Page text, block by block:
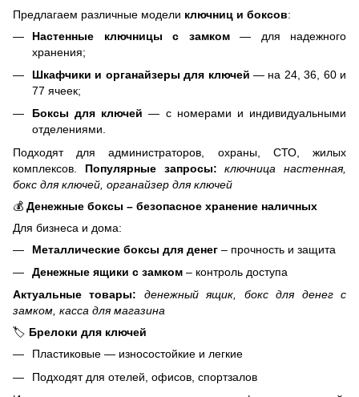
Предлагаем различные модели ключниц и боксов:
Настенные ключницы с замком— для надежного
хранения;
Шкафчики и органайзеры для ключей — на 24, 36, 60 и
77 ячеек;
Боксы для ключей — с номерами и индивидуальными
отделениями.
Подходят для администраторов, охраны, СТО, жилых
комплексов. Популярные запросы:
ключница настенная,
бокс для ключей, органайзер для ключей
💰 Денежные боксы – безопасное хранение наличных
Для бизнеса и дома:
Металлические боксы для денег – прочность и защита
Денежные ящики с замком – контроль доступа
Актуальные товары:
денежный ящик, бокс для денег с
замком, касса для магазина
🏷️ Брелоки для ключей
Пластиковые — износостойкие и легкие
Подходят для отелей, офисов, спортзалов